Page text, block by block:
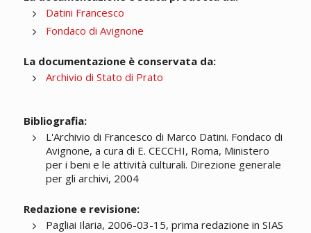
Datini Francesco
Fondaco di Avignone
La documentazione è conservata da:
Archivio di Stato di Prato
Bibliografia:
L'Archivio di Francesco di Marco Datini. Fondaco di
Avignone, a cura di E. CECCHI, Roma, Ministero
per i beni e le attività culturali. Direzione generale
per gli archivi, 2004
Redazione e revisione:
Pagliai Ilaria, 2006-03-15, prima redazione in SIAS